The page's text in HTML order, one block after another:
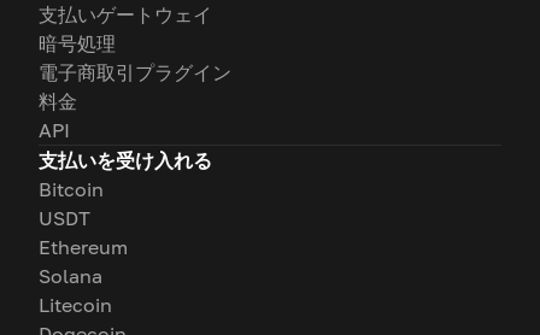
支払いゲートウェイ
暗号処理
電子商取引プラグイン
料金
API
支払いを受け入れる
Bitcoin
USDT
Ethereum
Solana
Litecoin